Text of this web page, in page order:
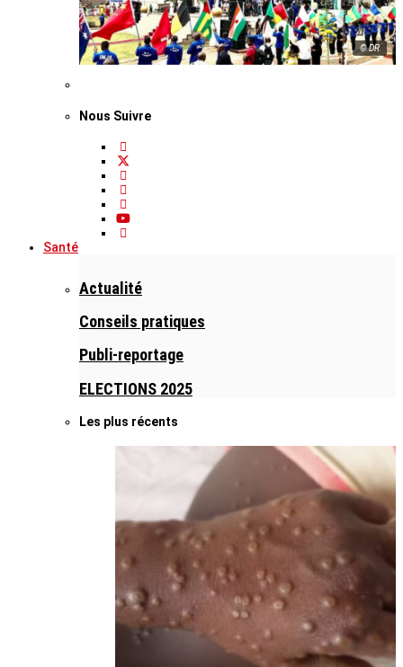
© DR
Nous Suivre
Santé
Actualité
Conseils pratiques
Publi-reportage
ELECTIONS 2025
Les plus récents